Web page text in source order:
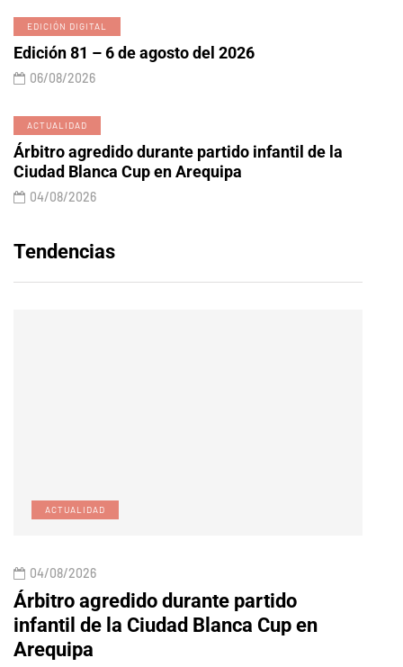
EDICIÓN DIGITAL
Edición 81 – 6 de agosto del 2026
06/08/2026
ACTUALIDAD
Árbitro agredido durante partido infantil de la
Ciudad Blanca Cup en Arequipa
04/08/2026
Tendencias
ACTUALIDAD
04/08/2026
Árbitro agredido durante partido
infantil de la Ciudad Blanca Cup en
Arequipa